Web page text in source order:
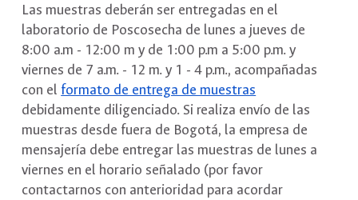
Las muestras deberán ser entregadas en el
laboratorio de Poscosecha de lunes a jueves de
8:00 a.m - 12:00 m y de 1:00 p.m a 5:00 p.m. y
viernes de 7 a.m. - 12 m. y 1 - 4 p.m., acompañadas
con el formato de entrega de muestras
debidamente diligenciado. Si realiza envío de las
muestras desde fuera de Bogotá, la empresa de
mensajería debe entregar las muestras de lunes a
viernes en el horario señalado (por favor
contactarnos con anterioridad para acordar